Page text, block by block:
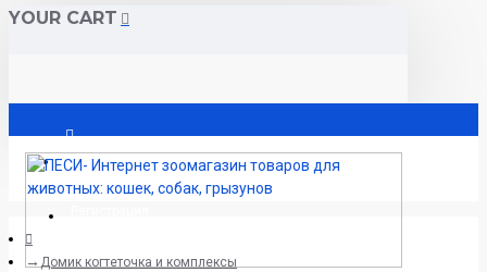
YOUR CART
Вход
Домик когтеточка и комплексы